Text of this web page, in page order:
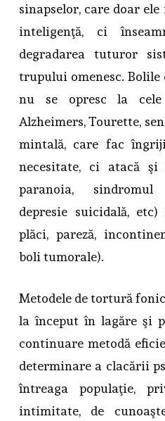
sinapselor, care doar
inteligenţă, ci
degradarea tuturor
trupului omenesc. Bolile
nu se opresc la cele
Alzheimers, Tourette,
mintală, care fac
necesitate, ci atacă şi
paranoia,
depresie suicidală,
plăci, pareză,
boli tumorale).
Metodele de tortură
la început în lagăre şi
continuare metodă
determinare a clacării
întreaga populaţie,
intimitate, de